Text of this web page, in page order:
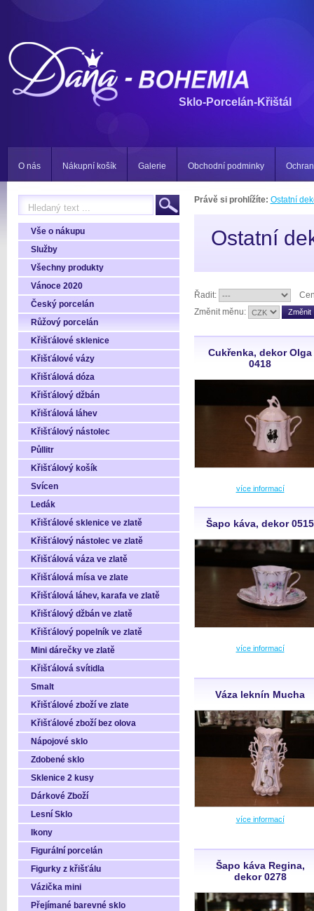
Sklo-Porcelán-Křištál
O nás Nákupní košík Galerie Obchodní podminky
Vše o nákupu
Služby
Všechny produkty
Vánoce 2020
Český porcelán
Růžový porcelán
Křišťálové sklenice
Křišťálové vázy
Křišťálová dóza
Křišťálový džbán
Křišťálová láhev
Křišťálový nástolec
Půllitr
Křišťálový košík
Svícen
Ledák
Křišťálové sklenice ve zlatě
Křišťálový nástolec ve zlatě
Křišťálová váza ve zlatě
Křišťálová mísa ve zlate
Křišťálová láhev, karafa ve zlatě
Křišťálový džbán ve zlatě
Křišťálový popelník ve zlatě
Mini dárečky ve zlatě
Křišťálová svítidla
Smalt
Křišťálové zboží ve zlate
Křišťálové zboží bez olova
Nápojové sklo
Zdobené sklo
Sklenice 2 kusy
Dárkové Zboží
Lesní Sklo
Ikony
Figurální porcelán
Figurky z křišťálu
Vázička mini
Přejímané barevné sklo
Právě si prohlížíte: Ostatní
Ostatní
Řadit:
Změnit měnu:
Cukřenka, dekor Olga
0418
více informací
Šapo káva, dekor 0515
více informací
Váza leknín Mucha
více informací
Šapo káva Regina,
dekor 0278